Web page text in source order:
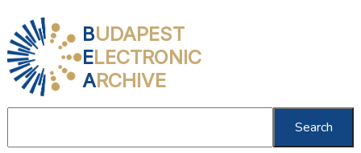
BUDAPEST
ELECTRONIC
ARCHIVE
Search